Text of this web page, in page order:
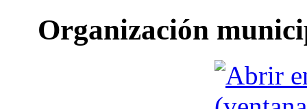
Organización